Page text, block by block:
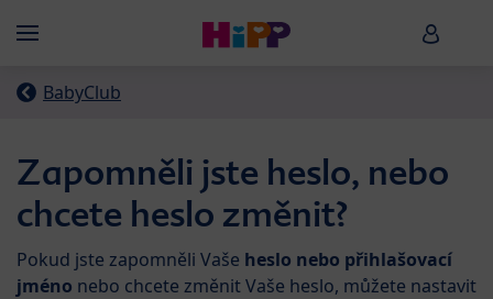
Menü HiPP
BabyClub
Zapomněli jste heslo, nebo
chcete heslo změnit?
Pokud jste zapomněli Vaše heslo nebo přihlašovací
jméno nebo chcete změnit Vaše heslo, můžete nastavit